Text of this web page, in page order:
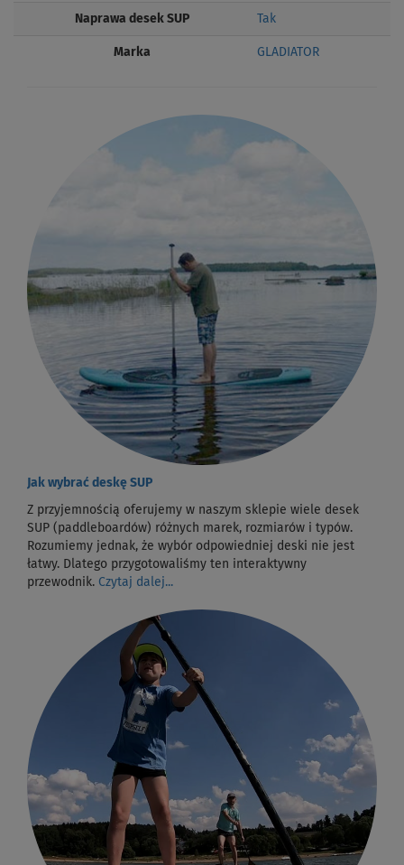
Naprawa desek SUP Tak
Marka GLADIATOR
Jak wybrać deskę SUP
Z przyjemnością oferujemy w naszym sklepie wiele desek
SUP (paddleboardów) różnych marek, rozmiarów i typów.
Rozumiemy jednak, że wybór odpowiedniej deski nie jest
łatwy. Dlatego przygotowaliśmy ten interaktywny
przewodnik. Czytaj dalej...